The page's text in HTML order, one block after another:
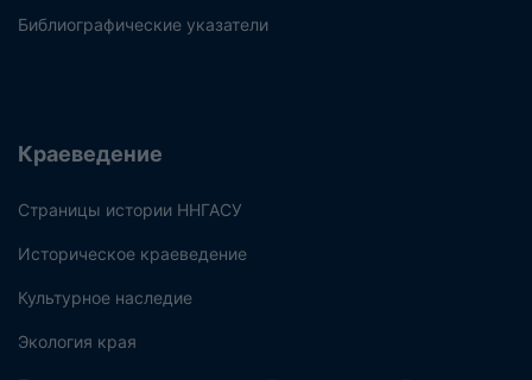
Библиографические указатели
Краеведение
Страницы истории ННГАСУ
Историческое краеведение
Культурное наследие
Экология края